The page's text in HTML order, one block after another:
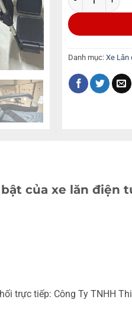
Danh mục: Xe Lăn
của xe lăn điện
trực tiếp: Công Ty TNHH